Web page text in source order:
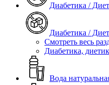
Диабетика /
Диабетика /
Смотреть весь
Диабетика,
Вода